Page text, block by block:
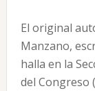
El original
Manzano,
halla en la
del Congreso